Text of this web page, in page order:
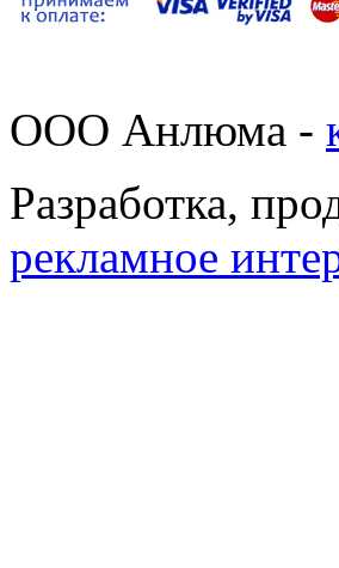
ООО Анлюма -
Разработка,
рекламное